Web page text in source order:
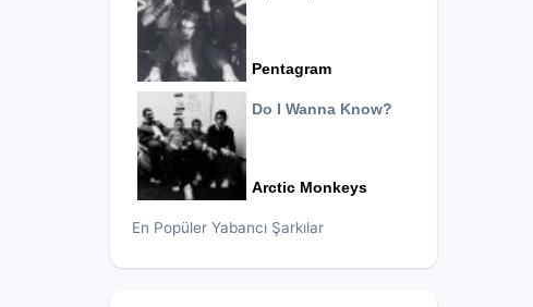
Pentagram
Do I Wanna Know?
Arctic Monkeys
En Popüler Yabancı Şarkılar